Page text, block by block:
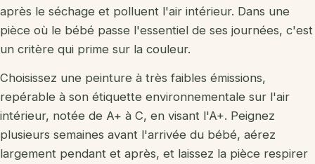
après le séchage et polluent l'air intérieur. Dans une
pièce où le bébé passe l'essentiel de ses journées, c'est
un critère qui prime sur la couleur.
Choisissez une peinture à très faibles émissions,
repérable à son étiquette environnementale sur l'air
intérieur, notée de A+ à C, en visant l'A+. Peignez
plusieurs semaines avant l'arrivée du bébé, aérez
largement pendant et après, et laissez la pièce respirer